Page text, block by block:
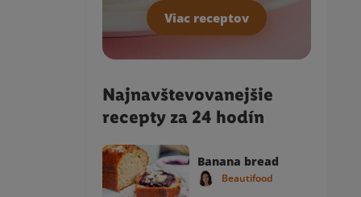
Viac receptov
Najnavštevovanejšie
recepty za 24 hodín
Banana bread
Beautifood